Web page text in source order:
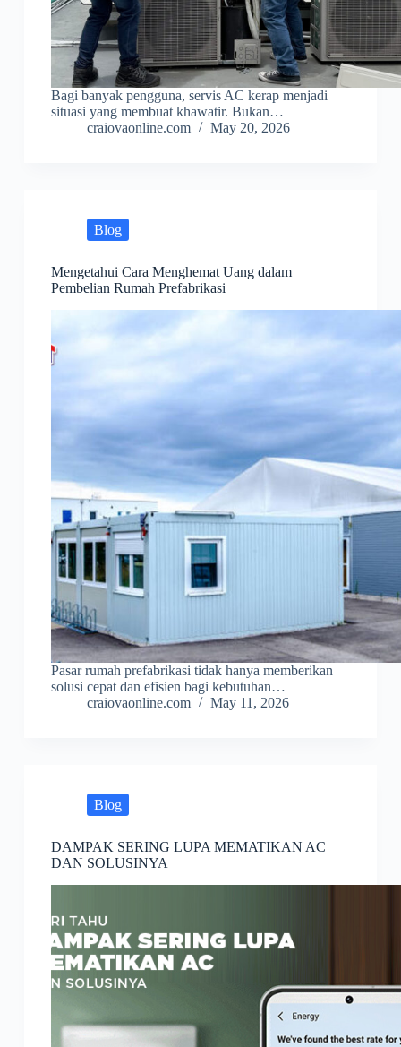
Bagi banyak pengguna, servis AC kerap menjadi
situasi yang membuat khawatir. Bukan…
craiovaonline.com
May 20, 2026
Blog
Mengetahui Cara Menghemat Uang dalam
Pembelian Rumah Prefabrikasi
Pasar rumah prefabrikasi tidak hanya memberikan
solusi cepat dan efisien bagi kebutuhan…
craiovaonline.com
May 11, 2026
Blog
DAMPAK SERING LUPA MEMATIKAN AC
DAN SOLUSINYA